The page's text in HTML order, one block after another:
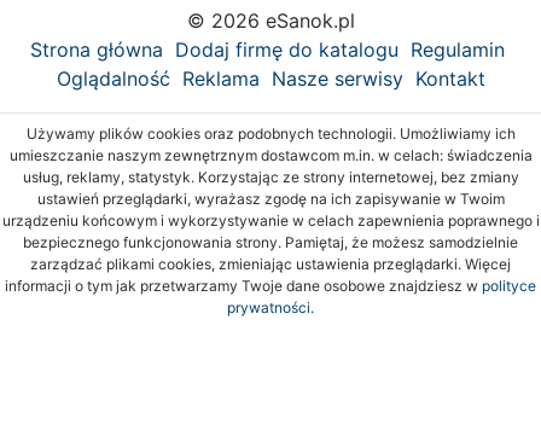
© 2026 eSanok.pl
Strona główna Dodaj firmę do katalogu Regulamin
Oglądalność Reklama Nasze serwisy Kontakt
Używamy plików cookies oraz podobnych technologii. Umożliwiamy ich
umieszczanie naszym zewnętrznym dostawcom m.in. w celach: świadczenia
usług, reklamy, statystyk. Korzystając ze strony internetowej, bez zmiany
ustawień przeglądarki, wyrażasz zgodę na ich zapisywanie w Twoim
urządzeniu końcowym i wykorzystywanie w celach zapewnienia poprawnego i
bezpiecznego funkcjonowania strony. Pamiętaj, że możesz samodzielnie
zarządzać plikami cookies, zmieniając ustawienia przeglądarki. Więcej
informacji o tym jak przetwarzamy Twoje dane osobowe znajdziesz w polityce
prywatności.